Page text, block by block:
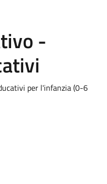
-
per l'infanzia (0-6